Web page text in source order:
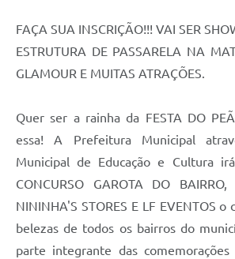
FAÇA SUA INSCRIÇÃO!!! VAI SER
ESTRUTURA DE PASSARELA NA
GLAMOUR E MUITAS ATRAÇÕES.
Quer ser a rainha da FESTA DO
essa! A Prefeitura Municipal
Municipal de Educação e Cultura
CONCURSO GAROTA DO
NININHA'S STORES E LF EVENTOS
belezas de todos os bairros do
parte integrante das